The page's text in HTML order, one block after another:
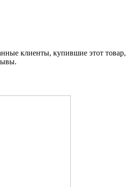
клиенты, купившие этот товар,